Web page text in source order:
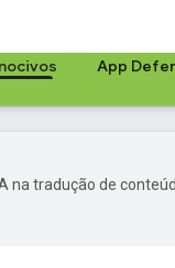
App
na tradução de